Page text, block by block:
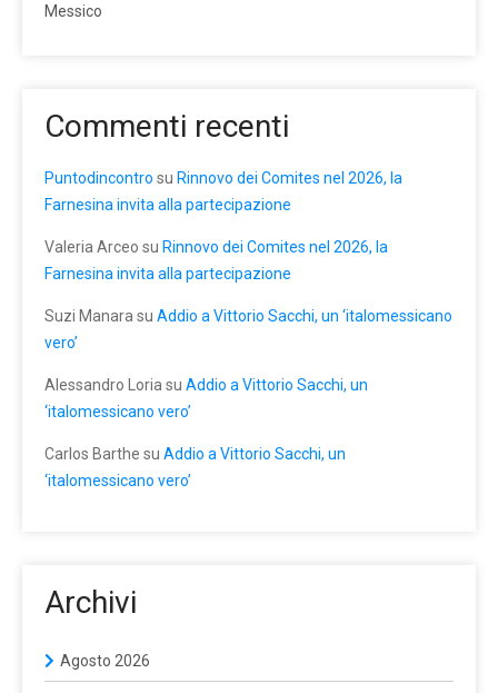
Messico
Commenti recenti
Puntodincontro su Rinnovo dei Comites nel 2026, la
Farnesina invita alla partecipazione
Valeria Arceo su Rinnovo dei Comites nel 2026, la
Farnesina invita alla partecipazione
Suzi Manara su Addio a Vittorio Sacchi, un ‘italomessicano
vero’
Alessandro Loria su Addio a Vittorio Sacchi, un
‘italomessicano vero’
Carlos Barthe su Addio a Vittorio Sacchi, un
‘italomessicano vero’
Archivi
Agosto 2026